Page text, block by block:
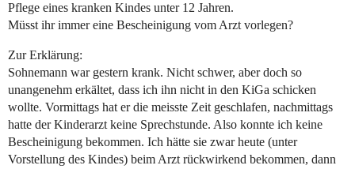
Pflege eines kranken Kindes unter 12 Jahren.
Müsst ihr immer eine Bescheinigung vom Arzt vorlegen?
Zur Erklärung:
Sohnemann war gestern krank. Nicht schwer, aber doch so
unangenehm erkältet, dass ich ihn nicht in den KiGa schicken
wollte. Vormittags hat er die meisste Zeit geschlafen, nachmittags
hatte der Kinderarzt keine Sprechstunde. Also konnte ich keine
Bescheinigung bekommen. Ich hätte sie zwar heute (unter
Vorstellung des Kindes) beim Arzt rückwirkend bekommen, dann